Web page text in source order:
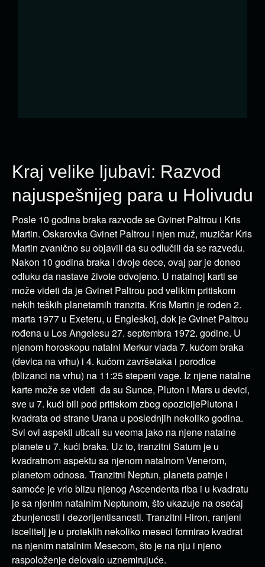
Kraj velike ljubavi: Razvod
najuspešnijeg para u Holivudu
Posle 10 godina braka razvode se Gvinet Paltrou i Kris
Martin. Oskarovka Gvinet Paltrou i njen muž, muzičar Kris
Martin zvanično su objavili da su odlučili da se razvedu.
Nakon 10 godina braka i dvoje dece, ovaj par je doneo
odluku da nastave živote odvojeno. U natalnoj karti se
može videti da je Gvinet Paltrou pod velikim pritiskom
nekih teških planetarnih tranzita. Kris Martin je rođen 2.
marta 1977 u Exeteru, u Engleskoj, dok je Gvinet Paltrou
rođena u Los Angelesu 27. septembra 1972. godine. U
njenom horoskopu natalni Merkur vlada 7. kućom braka
(devica na vrhu) i 4. kućom završetaka i porodice
(blizanci na vrhu) na 11:25 stepeni vage. Iz njene natalne
karte može se videti da su Sunce, Pluton i Mars u devici,
sve u 7. kući bili pod pritiskom zbog opozicijePlutona i
kvadrata od strane Urana u poslednjih nekoliko godina.
Svi ovi aspekti uticali su veoma jako na njene natalne
planete u 7. kući braka. Uz to, tranzitni Saturn je u
kvadratnom aspektu sa njenom natalnom Venerom,
planetom odnosa. Tranzitni Neptun, planeta patnje i
samoće je vrlo blizu njenog Ascendenta riba i u kvadratu
je sa njenim natalnim Neptunom, što ukazuje na osećaj
zbunjenosti i dezorijentisanosti. Tranzitni Hiron, ranjeni
iscelitelj je u proteklih nekoliko meseci formirao kvadrat
na njenim natalnim Mesecom, što je na nju i njeno
raspoloženje delovalo uznemirujuće.